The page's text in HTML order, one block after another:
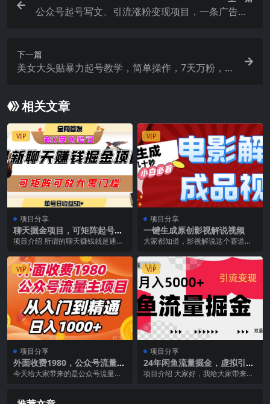
公众号起号写文、引流涨粉变现项目，一条广告赚5
下一篇
美女大头贴暴力起号教学，简单操作，7天万粉，收
相关文章
VIP
项目分享
聊天掘金项目，可矩阵起号，
适合工作室，个人宝妈，单号
能轻松上手
项目介绍 所谓的聊天赚钱就是通过
个行业还不够了解，...
VIP
项目分享
一键生成原创影视解说视频
大家都知道，影视解说这个赛道在
视频号，抖音，快手...
VIP
项目分享
外面收费1980，公众号流量主
项目，从入门到精通，每天半
今天给大家带来的是公众号流量主
VIP
项目分享
24年闲鱼流量掘金，虚拟引流
变现新玩法，精准引流变现3
项目介绍 大家好，我给大家带来的